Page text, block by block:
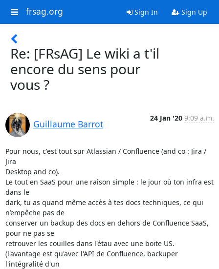
frsag.org Sign In Sign Up
Re: [FRsAG] Le wiki a t'il
encore du sens pour
vous ?
Guillaume Barrot
24 Jan '20 9:09 a.m.
Pour nous, c'est tout sur Atlassian / Confluence (and co : Jira /
Jira
Desktop and co).
Le tout en SaaS pour une raison simple : le jour où ton infra est
dans le
dark, tu as quand même accès à tes docs techniques, ce qui
n’empêche pas de
conserver un backup des docs en dehors de Confluence SaaS,
pour ne pas se
retrouver les couilles dans l'étau avec une boite US.
(l'avantage est qu'avec l'API de Confluence, backuper
l'intégralité d'un